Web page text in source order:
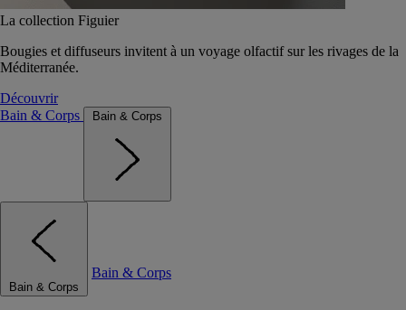
La collection Figuier
Bougies et diffuseurs invitent à un voyage olfactif sur les rivages de la
Méditerranée.
Découvrir
Bain & Corps
Bain & Corps
Bain & Corps
Bain & Corps